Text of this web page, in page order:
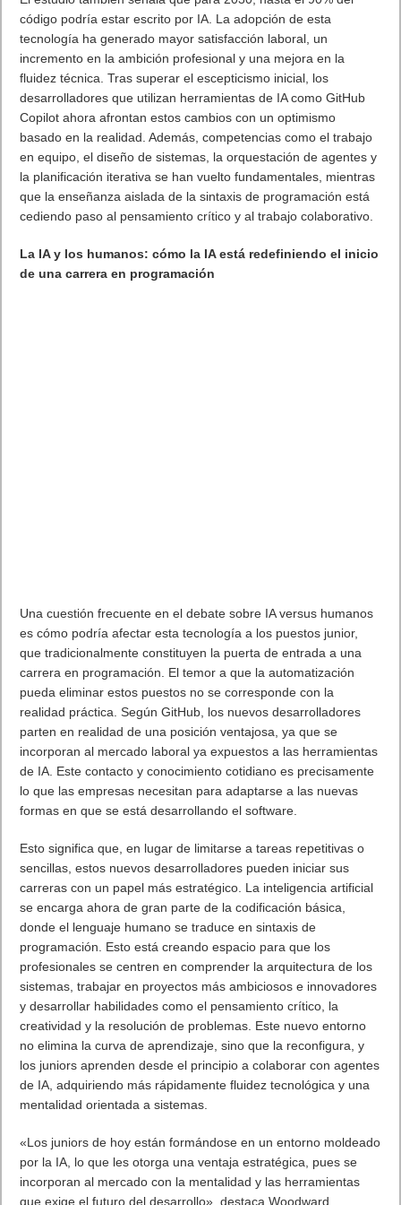
código podría estar escrito por IA. La adopción de esta
tecnología ha generado mayor satisfacción laboral, un
incremento en la ambición profesional y una mejora en la
fluidez técnica. Tras superar el escepticismo inicial, los
desarrolladores que utilizan herramientas de IA como GitHub
Copilot ahora afrontan estos cambios con un optimismo
basado en la realidad. Además, competencias como el trabajo
en equipo, el diseño de sistemas, la orquestación de agentes y
la planificación iterativa se han vuelto fundamentales, mientras
que la enseñanza aislada de la sintaxis de programación está
cediendo paso al pensamiento crítico y al trabajo colaborativo.
La IA y los humanos: cómo la IA está redefiniendo el inicio
de una carrera en programación
Una cuestión frecuente en el debate sobre IA versus humanos
es cómo podría afectar esta tecnología a los puestos junior,
que tradicionalmente constituyen la puerta de entrada a una
carrera en programación. El temor a que la automatización
pueda eliminar estos puestos no se corresponde con la
realidad práctica. Según GitHub, los nuevos desarrolladores
parten en realidad de una posición ventajosa, ya que se
incorporan al mercado laboral ya expuestos a las herramientas
de IA. Este contacto y conocimiento cotidiano es precisamente
lo que las empresas necesitan para adaptarse a las nuevas
formas en que se está desarrollando el software.
Esto significa que, en lugar de limitarse a tareas repetitivas o
sencillas, estos nuevos desarrolladores pueden iniciar sus
carreras con un papel más estratégico. La inteligencia artificial
se encarga ahora de gran parte de la codificación básica,
donde el lenguaje humano se traduce en sintaxis de
programación. Esto está creando espacio para que los
profesionales se centren en comprender la arquitectura de los
sistemas, trabajar en proyectos más ambiciosos e innovadores
y desarrollar habilidades como el pensamiento crítico, la
creatividad y la resolución de problemas. Este nuevo entorno
no elimina la curva de aprendizaje, sino que la reconfigura, y
los juniors aprenden desde el principio a colaborar con agentes
de IA, adquiriendo más rápidamente fluidez tecnológica y una
mentalidad orientada a sistemas.
«Los juniors de hoy están formándose en un entorno moldeado
por la IA, lo que les otorga una ventaja estratégica, pues se
incorporan al mercado con la mentalidad y las herramientas
que exige el futuro del desarrollo», destaca Woodward.